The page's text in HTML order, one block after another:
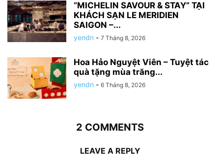
“MICHELIN SAVOUR & STAY” TẠI
KHÁCH SẠN LE MERIDIEN
SAIGON –...
yendn - 7 Tháng 8, 2026
Hoa Hảo Nguyệt Viên – Tuyệt tác
quà tặng mùa trăng...
yendn - 6 Tháng 8, 2026
2 COMMENTS
LEAVE A REPLY